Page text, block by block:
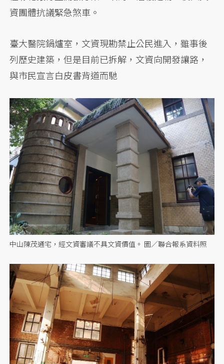
資團體抗議緊急煞車。
臺大醫院鍋爐室，文資現勘禁止公民進入，雖事後
列歷史建築，但是目前已拆解，文資向開發讓路，
與市民宣言白皮書背道而馳
中山陳茂通宅，經文資審議不具文資價值。 圖／聯合報系資料照